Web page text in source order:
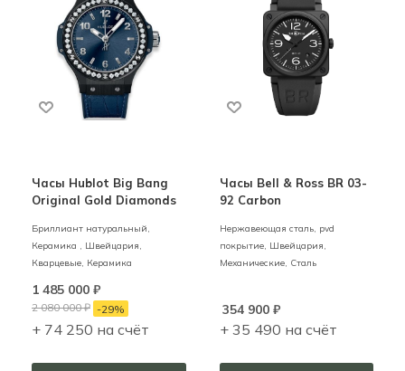
Часы Hublot Big Bang
Original Gold Diamonds
Бриллиант натуральный,
Керамика , Швейцария,
Кварцевые, Керамика
1 485 000 ₽
2 080 000₽ -29%
+ 74 250 на счёт
Часы Bell & Ross BR 03-
92 Carbon
Нержавеющая сталь, pvd
покрытие, Швейцария,
Механические, Сталь
354 900₽
+ 35 490 на счёт